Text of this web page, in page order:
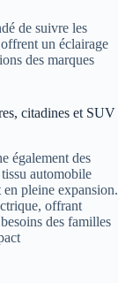
de suivre les
un éclairage
des marques
citadines et SUV
également des
automobile
pleine expansion.
offrant
des familles